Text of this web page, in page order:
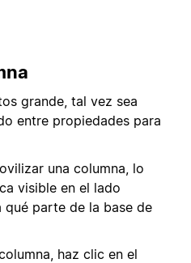
grande, tal vez sea
entre propiedades para
una columna, lo
visible en el lado
parte de la base de
haz clic en el